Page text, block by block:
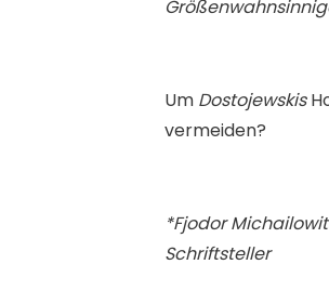
Um Dostojewskis
vermeiden?
*Fjodor
Schriftsteller